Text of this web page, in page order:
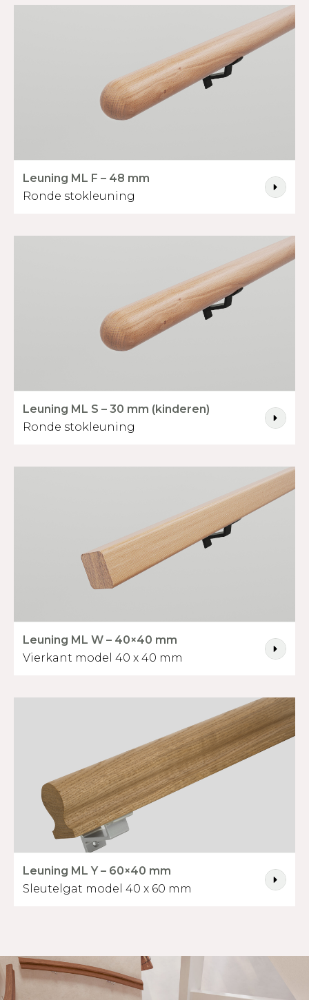
Leuning ML F – 48 mm
Ronde stokleuning
Leuning ML S – 30 mm (kinderen)
Ronde stokleuning
Leuning ML W – 40×40 mm
Vierkant model 40 x 40 mm
Leuning ML Y – 60×40 mm
Sleutelgat model 40 x 60 mm